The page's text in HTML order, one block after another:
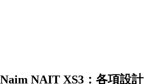
Naim NAIT XS3：各項設計